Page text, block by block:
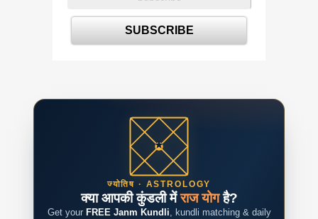
ज्योतिष · ASTROLOGY
क्या आपकी कुंडली मेंराज योगहै?
Get your FREE Janm Kundli, kundli matching & daily